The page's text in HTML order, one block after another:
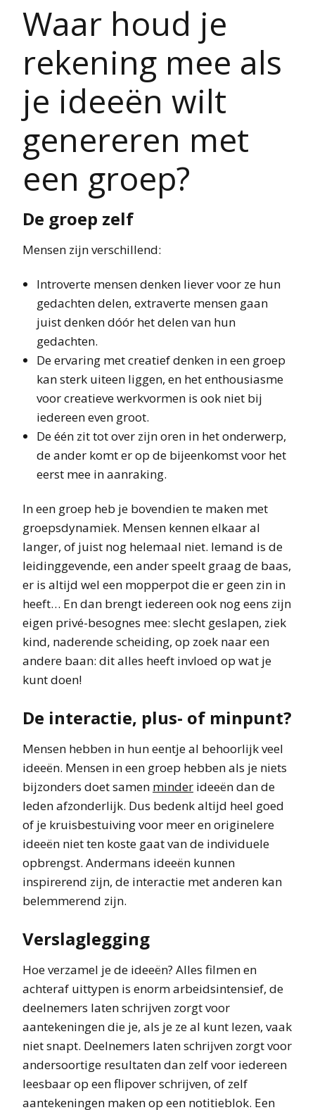
Waar houd je
rekening mee als
je ideeën wilt
genereren met
een groep?
De groep zelf
Mensen zijn verschillend:
Introverte mensen denken liever voor ze hun
gedachten delen, extraverte mensen gaan
juist denken dóór het delen van hun
gedachten.
De ervaring met creatief denken in een groep
kan sterk uiteen liggen, en het enthousiasme
voor creatieve werkvormen is ook niet bij
iedereen even groot.
De één zit tot over zijn oren in het onderwerp,
de ander komt er op de bijeenkomst voor het
eerst mee in aanraking.
In een groep heb je bovendien te maken met
groepsdynamiek. Mensen kennen elkaar al
langer, of juist nog helemaal niet. Iemand is de
leidinggevende, een ander speelt graag de baas,
er is altijd wel een mopperpot die er geen zin in
heeft… En dan brengt iedereen ook nog eens zijn
eigen privé-besognes mee: slecht geslapen, ziek
kind, naderende scheiding, op zoek naar een
andere baan: dit alles heeft invloed op wat je
kunt doen!
De interactie, plus- of minpunt?
Mensen hebben in hun eentje al behoorlijk veel
ideeën. Mensen in een groep hebben als je niets
bijzonders doet samen minder ideeën dan de
leden afzonderlijk. Dus bedenk altijd heel goed
of je kruisbestuiving voor meer en originelere
ideeën niet ten koste gaat van de individuele
opbrengst. Andermans ideeën kunnen
inspirerend zijn, de interactie met anderen kan
belemmerend zijn.
Verslaglegging
Hoe verzamel je de ideeën? Alles filmen en
achteraf uittypen is enorm arbeidsintensief, de
deelnemers laten schrijven zorgt voor
aantekeningen die je, als je ze al kunt lezen, vaak
niet snapt. Deelnemers laten schrijven zorgt voor
andersoortige resultaten dan zelf voor iedereen
leesbaar op een flipover schrijven, of zelf
aantekeningen maken op een notitieblok. Een